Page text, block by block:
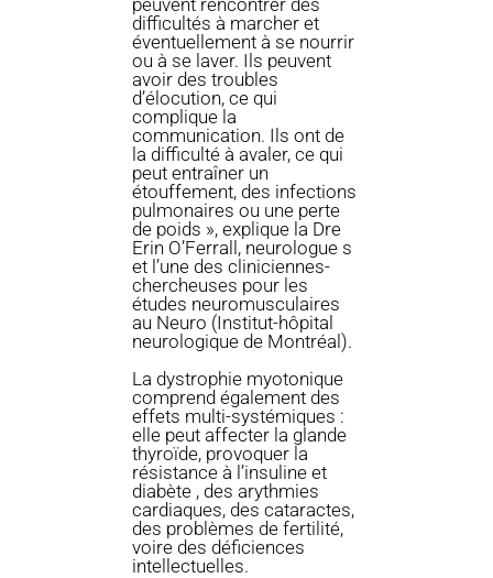
difficultés à marcher et
éventuellement à se nourrir
ou à se laver. Ils peuvent
avoir des troubles
d’élocution, ce qui
complique la
communication. Ils ont de
la difficulté à avaler, ce qui
peut entraîner un
étouffement, des infections
pulmonaires ou une perte
de poids », explique la Dre
Erin O’Ferrall, neurologue s
et l’une des cliniciennes-
chercheuses pour les
études neuromusculaires
au Neuro (Institut-hôpital
neurologique de Montréal).
La dystrophie myotonique
comprend également des
effets multi-systémiques :
elle peut affecter la glande
thyroïde, provoquer la
résistance à l’insuline et
diabète , des arythmies
cardiaques, des cataractes,
des problèmes de fertilité,
voire des déficiences
intellectuelles.